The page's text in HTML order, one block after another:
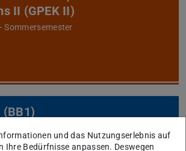
II (GPEK II)
Sommersemester
(BB1)
und das Nutzungserlebnis auf
Ihre Bedürfnisse anpassen. Deswegen